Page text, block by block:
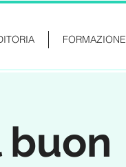
FORMAZIONE
buon